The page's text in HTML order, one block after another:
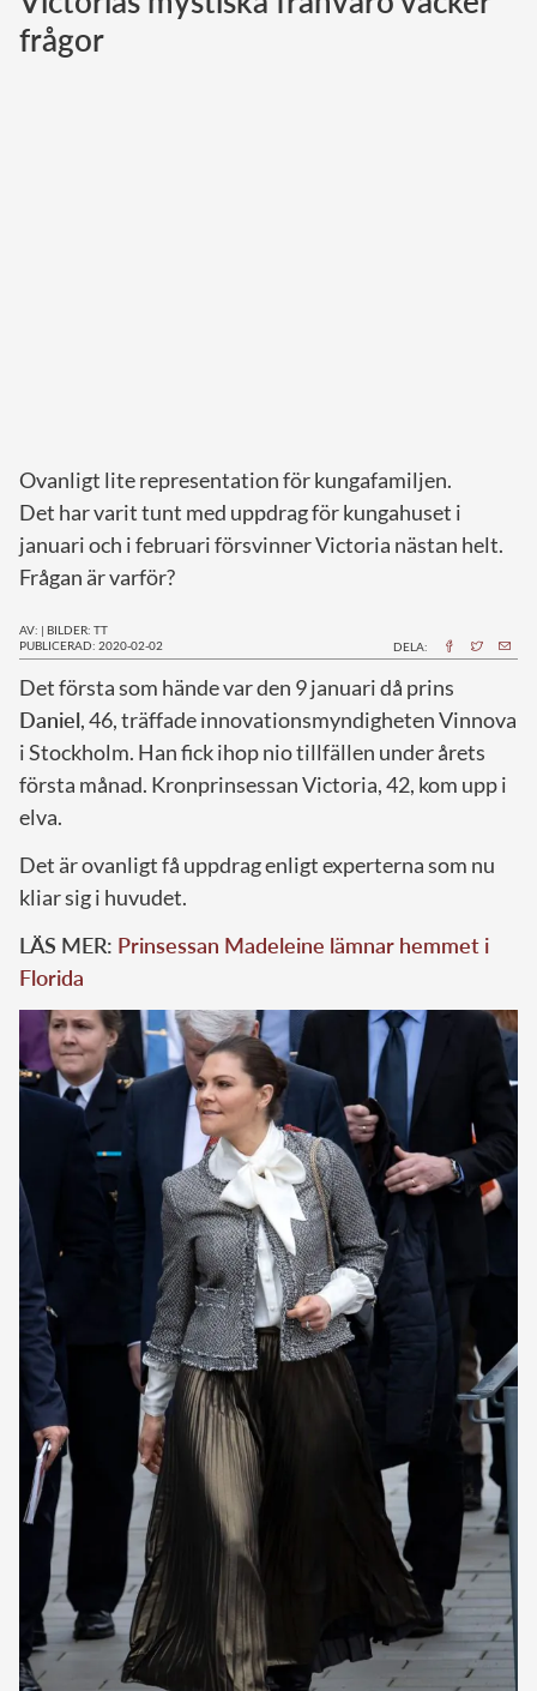
frågor
Ovanligt lite representation för kungafamiljen.
Det har varit tunt med uppdrag för kungahuset i
januari och i februari försvinner Victoria nästan helt.
Frågan är varför?
AV: | BILDER: TT
PUBLICERAD: 2020-02-02
DELA:
Det första som hände var den 9 januari då prins
Daniel, 46, träffade innovationsmyndigheten Vinnova
i Stockholm. Han fick ihop nio tillfällen under årets
första månad. Kronprinsessan Victoria, 42, kom upp i
elva.
Det är ovanligt få uppdrag enligt experterna som nu
kliar sig i huvudet.
LÄS MER: Prinsessan Madeleine lämnar hemmet i
Florida